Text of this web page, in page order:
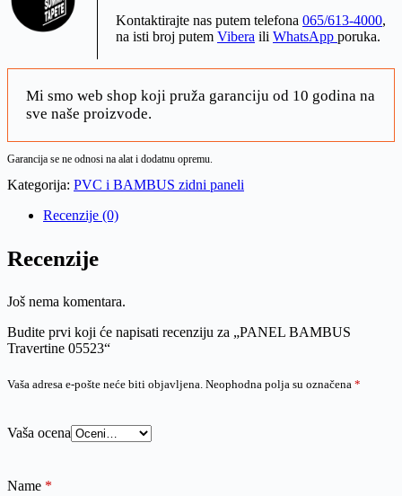
Kontaktirajte nas putem telefona 065/613-4000,
na isti broj putem Vibera ili WhatsApp poruka.
Mi smo web shop koji pruža garanciju od 10 godina na
sve naše proizvode.
Garancija se ne odnosi na alat i dodatnu opremu.
Kategorija: PVC i BAMBUS zidni paneli
Recenzije (0)
Recenzije
Još nema komentara.
Budite prvi koji će napisati recenziju za „PANEL BAMBUS
Travertine 05523“
Vaša adresa e-pošte neće biti objavljena. Neophodna polja su označena *
Vaša ocena
Name *